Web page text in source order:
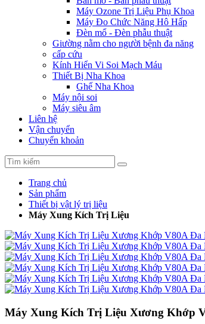
Máy Ozone Trị Liệu Phụ Khoa
Máy Đo Chức Năng Hô Hấp
Đèn mổ - Đèn phẫu thuật
Giường nằm cho người bệnh đa năng
cấp cứu
Kính Hiển Vi Soi Mạch Máu
Thiết Bị Nha Khoa
Ghế Nha Khoa
Máy nội soi
Máy siêu âm
Liên hệ
Vận chuyển
Chuyển khoản
Trang chủ
Sản phẩm
Thiết bị vật lý trị liệu
Máy Xung Kích Trị Liệu
Máy Xung Kích Trị Liệu Xương Khớp